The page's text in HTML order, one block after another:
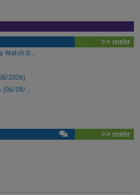
>> mehr
D...
2026)
08/...
>> mehr